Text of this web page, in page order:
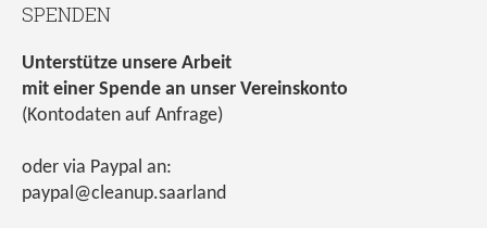
SPENDEN
Unterstütze unsere Arbeit
mit einer Spende an unser Vereinskonto
(Kontodaten auf Anfrage)
oder via Paypal an:
paypal@cleanup.saarland